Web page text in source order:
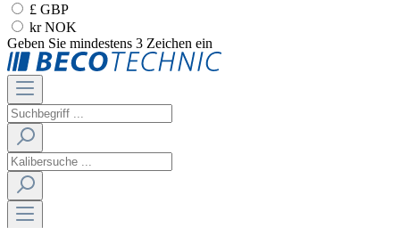
£ GBP
kr NOK
Geben Sie mindestens 3 Zeichen ein